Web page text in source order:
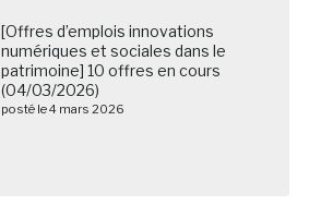
[Offres d’emplois innovations
numériques et sociales dans le
patrimoine] 10 offres en cours
(04/03/2026)
posté le 4 mars 2026